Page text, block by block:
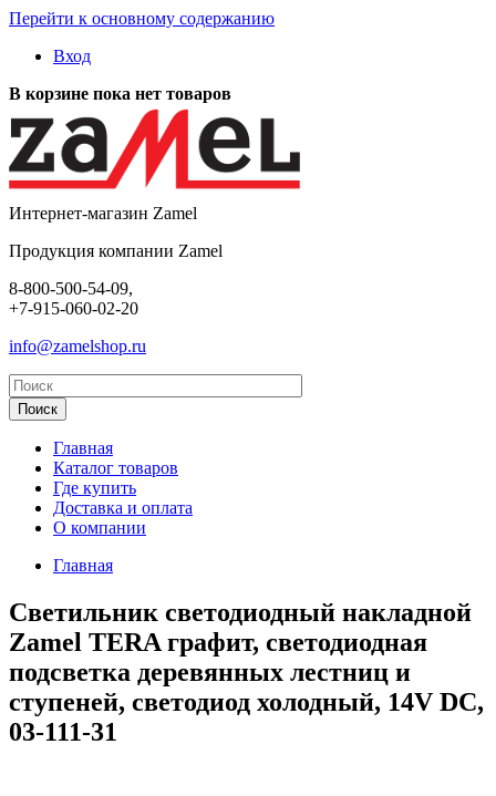
Перейти к основному содержанию
Вход
В корзине пока нет товаров
Интернет-магазин Zamel
Продукция компании Zamel
8-800-500-54-09,
+7-915-060-02-20
info@zamelshop.ru
Главная
Каталог товаров
Где купить
Доставка и оплата
О компании
Главная
Светильник светодиодный накладной
Zamel TERA графит, светодиодная
подсветка деревянных лестниц и
ступеней, светодиод холодный, 14V DC,
03-111-31